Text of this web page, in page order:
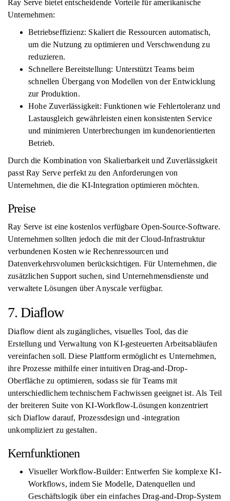
Ray Serve bietet entscheidende Vorteile für amerikanische
Unternehmen:
Betriebseffizienz: Skaliert die Ressourcen automatisch,
um die Nutzung zu optimieren und Verschwendung zu
reduzieren.
Schnellere Bereitstellung: Unterstützt Teams beim
schnellen Übergang von Modellen von der Entwicklung
zur Produktion.
Hohe Zuverlässigkeit: Funktionen wie Fehlertoleranz und
Lastausgleich gewährleisten einen konsistenten Service
und minimieren Unterbrechungen im kundenorientierten
Betrieb.
Durch die Kombination von Skalierbarkeit und Zuverlässigkeit
passt Ray Serve perfekt zu den Anforderungen von
Unternehmen, die die KI-Integration optimieren möchten.
Preise
Ray Serve ist eine kostenlos verfügbare Open-Source-Software.
Unternehmen sollten jedoch die mit der Cloud-Infrastruktur
verbundenen Kosten wie Rechenressourcen und
Datenverkehrsvolumen berücksichtigen. Für Unternehmen, die
zusätzlichen Support suchen, sind Unternehmensdienste und
verwaltete Lösungen über Anyscale verfügbar.
7. Diaflow
Diaflow dient als zugängliches, visuelles Tool, das die
Erstellung und Verwaltung von KI-gesteuerten Arbeitsabläufen
vereinfachen soll. Diese Plattform ermöglicht es Unternehmen,
ihre Prozesse mithilfe einer intuitiven Drag-and-Drop-
Oberfläche zu optimieren, sodass sie für Teams mit
unterschiedlichem technischem Fachwissen geeignet ist. Als Teil
der breiteren Suite von KI-Workflow-Lösungen konzentriert
sich Diaflow darauf, Prozessdesign und -integration
unkompliziert zu gestalten.
Kernfunktionen
Visueller Workflow-Builder: Entwerfen Sie komplexe KI-
Workflows, indem Sie Modelle, Datenquellen und
Geschäftslogik über ein einfaches Drag-and-Drop-System